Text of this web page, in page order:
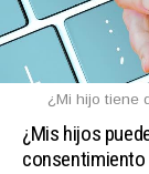
¿Mi hijo tiene
¿Mis hijos